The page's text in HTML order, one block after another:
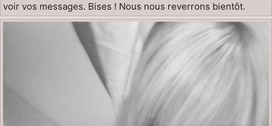
voir vos messages. Bises ! Nous nous reverrons bientôt.